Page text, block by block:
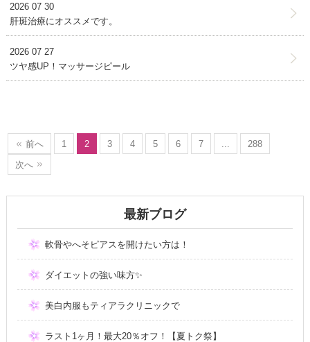
2026 07 30
肝斑治療にオススメです。
2026 07 27
ツヤ感UP！マッサージピール
前へ 1 2 3 4 5 6 7
288
次へ
最新ブログ
軟骨やへそピアスを開けたい方は！
ダイエットの強い味方✨
美白内服もティアラクリニックで
ラスト1ヶ月！最大20％オフ！【夏トク祭】